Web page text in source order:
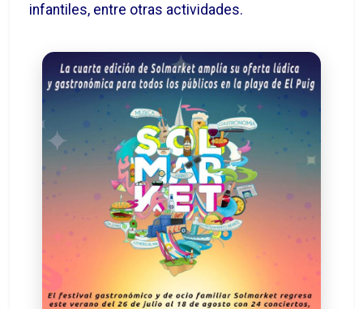
infantiles, entre otras actividades.